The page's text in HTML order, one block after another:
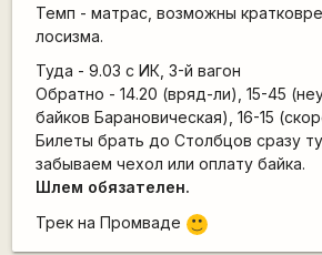
Темп - матрас, возможны
лосизма.
Туда - 9.03 с ИК, 3-й вагон
Обратно - 14.20 (вряд-ли), 15-45
байков Барановическая), 16-15
Билеты брать до Столбцов сразу
забываем чехол или оплату байка.
Шлем обязателен.
Трек на Промваде
:)